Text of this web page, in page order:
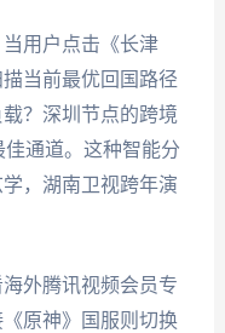
用户点击《长津
当前最优回国路径
？深圳节点的跨境
佳通道。这种智能分
，湖南卫视跨年演
外腾讯视频会员专
原神》国服则切换